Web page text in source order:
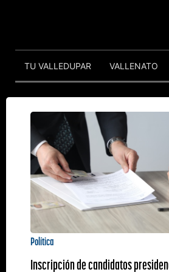
TU VALLEDUPAR VALLENATO
Política
Inscripción de candidatos